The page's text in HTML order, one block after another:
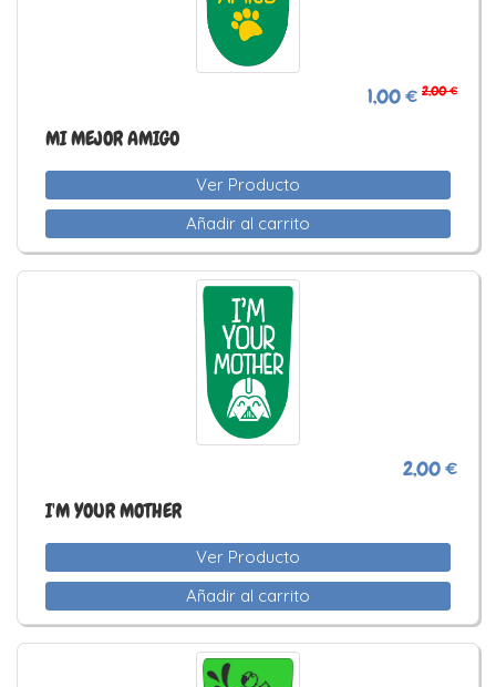
1,00 € 2,00 €
MI MEJOR AMIGO
Ver Producto
Añadir al carrito
2,00 €
I'M YOUR MOTHER
Ver Producto
Añadir al carrito